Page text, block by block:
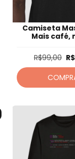
Camiseta
Mais café,
R$99,00